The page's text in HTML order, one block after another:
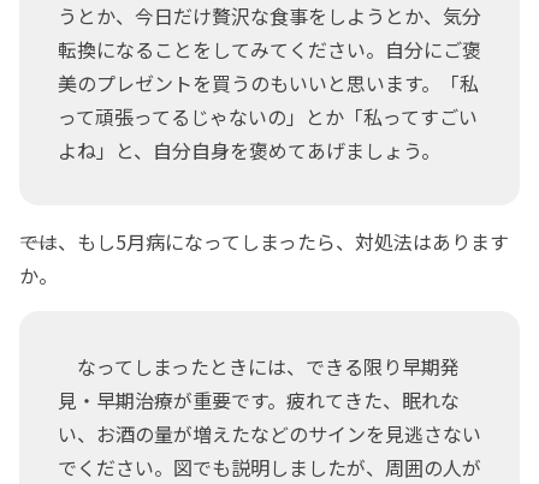
うとか、今日だけ贅沢な食事をしようとか、気分
転換になることをしてみてください。自分にご褒
美のプレゼントを買うのもいいと思います。「私
って頑張ってるじゃないの」とか「私ってすごい
よね」と、自分自身を褒めてあげましょう。
――では、もし5月病になってしまったら、対処法はあります
か。
なってしまったときには、できる限り早期発
見・早期治療が重要です。疲れてきた、眠れな
い、お酒の量が増えたなどのサインを見逃さない
でください。図でも説明しましたが、周囲の人が